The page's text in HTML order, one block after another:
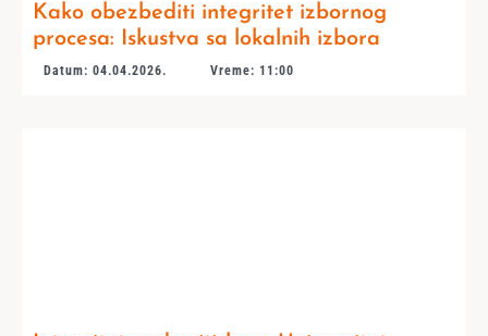
Kako obezbediti integritet izbornog
procesa: Iskustva sa lokalnih izbora
Datum: 04.04.2026. Vreme: 11:00